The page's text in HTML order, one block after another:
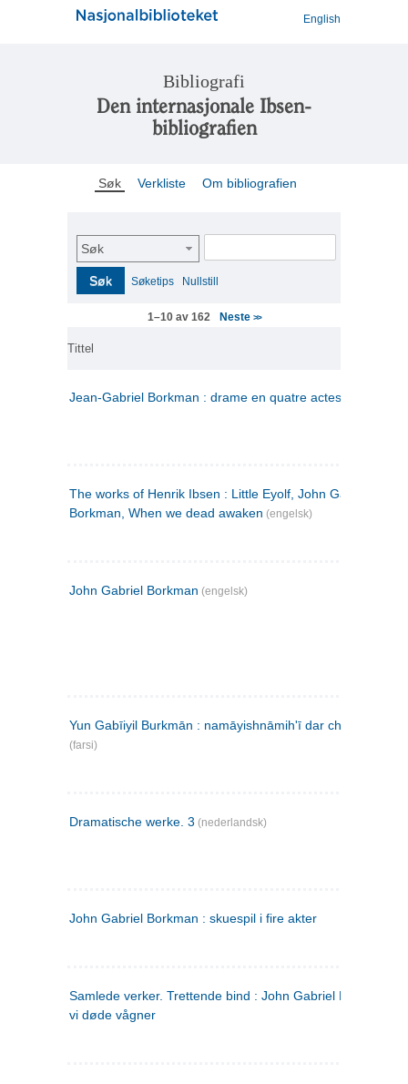
English
Bibliografi
Den internasjonale Ibsen-
bibliografien
Søk Verkliste Om bibliografien
Søk
Søk Søketips Nullstill
1–10 av 162 Neste >>
Tittel
Jean-Gabriel Borkman : drame en quatre actes
The works of Henrik Ibsen : Little Eyolf, John Gabriel
Borkman, When we dead awaken (engelsk)
John Gabriel Borkman (engelsk)
Yun Gabīiyil Burkmān : namāyishnāmihʹī dar chahār pardih
(farsi)
Dramatische werke. 3 (nederlandsk)
John Gabriel Borkman : skuespil i fire akter
Samlede verker. Trettende bind : John Gabriel Borkman ;
vi døde vågner